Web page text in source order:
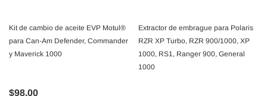
Kit de cambio de aceite EVP Motul®
para Can-Am Defender, Commander
y Maverick 1000
$98.00
Extractor de embrague para Polaris
RZR XP Turbo, RZR 900/1000, XP
1000, RS1, Ranger 900, General
1000